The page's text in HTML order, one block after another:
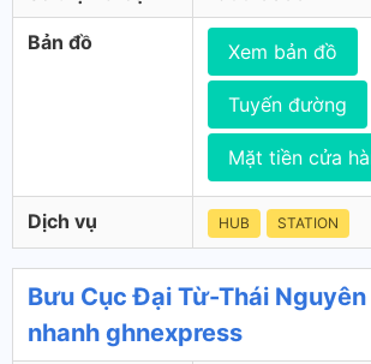
Bản đồ Xem bản đồ
Tuyến đường
Mặt tiền cửa
Dịch vụ HUB STATION
Bưu Cục Đại Từ-Thái
nhanh ghnexpress